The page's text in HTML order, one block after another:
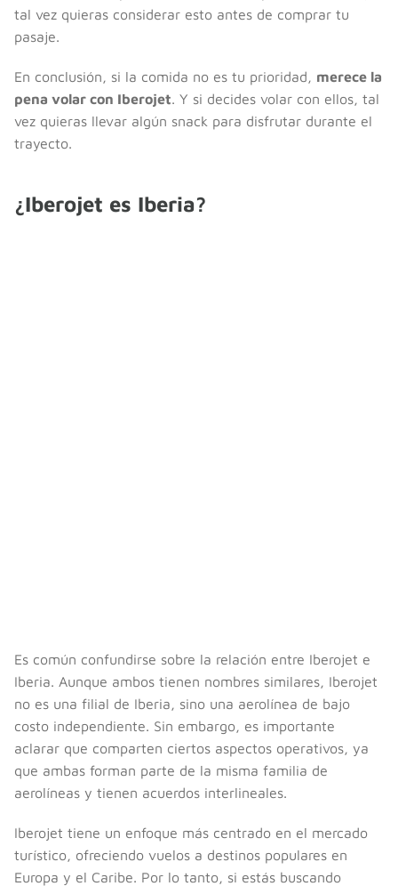
tal vez quieras considerar esto antes de comprar tu
pasaje.
En conclusión, si la comida no es tu prioridad, merece la
pena volar con Iberojet. Y si decides volar con ellos, tal
vez quieras llevar algún snack para disfrutar durante el
trayecto.
¿Iberojet es Iberia?
Es común confundirse sobre la relación entre Iberojet e
Iberia. Aunque ambos tienen nombres similares, Iberojet
no es una filial de Iberia, sino una aerolínea de bajo
costo independiente. Sin embargo, es importante
aclarar que comparten ciertos aspectos operativos, ya
que ambas forman parte de la misma familia de
aerolíneas y tienen acuerdos interlineales.
Iberojet tiene un enfoque más centrado en el mercado
turístico, ofreciendo vuelos a destinos populares en
Europa y el Caribe. Por lo tanto, si estás buscando